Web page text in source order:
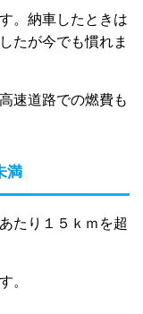
。納車したときは
たが今でも慣れま
速道路での燃費も
満
たり１５ｋｍを超
。